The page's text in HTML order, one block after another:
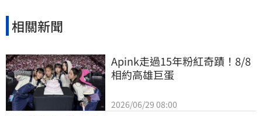
相關新聞
Apink走過15年粉紅奇蹟！8/8
相約高雄巨蛋
2026/06/29 08:00